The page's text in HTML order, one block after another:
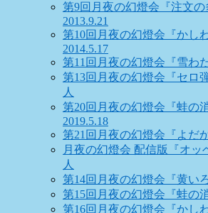
第9回月夜の幻燈会『注文の
2013.9.21
第10回月夜の幻燈会『かし
2014.5.17
第11回月夜の幻燈会『雪わ
第13回月夜の幻燈会『セロ
人
第20回月夜の幻燈会『蛙の
2019.5.18
第21回月夜の幻燈会『よだ
月夜の幻燈会 配信版『オッ
人
第14回月夜の幻燈会『黄い
第15回月夜の幻燈会『蛙の
第16回月夜の幻燈会『かし